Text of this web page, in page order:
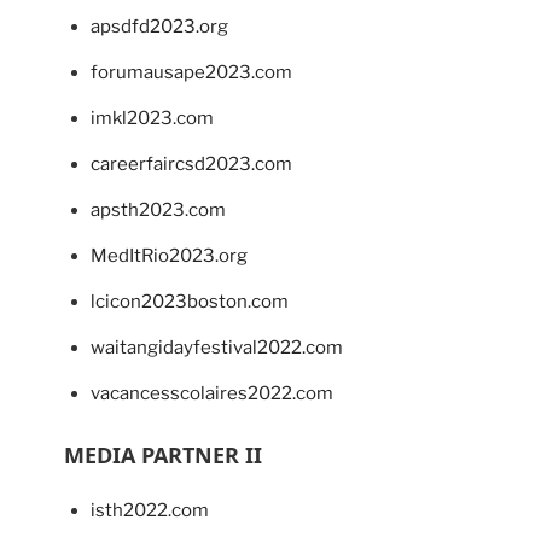
apsdfd2023.org
forumausape2023.com
imkl2023.com
careerfaircsd2023.com
apsth2023.com
MedItRio2023.org
lcicon2023boston.com
waitangidayfestival2022.com
vacancesscolaires2022.com
MEDIA PARTNER II
isth2022.com